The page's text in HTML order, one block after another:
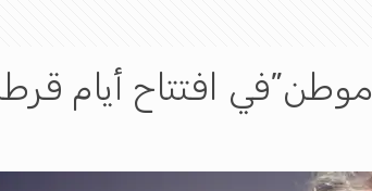
افتتاح أيام